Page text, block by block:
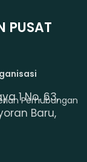
PUSAT
Perhubungan
1 No. 63,
Baru,